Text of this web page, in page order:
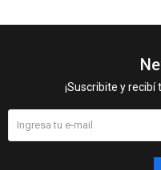
¡Suscribite y